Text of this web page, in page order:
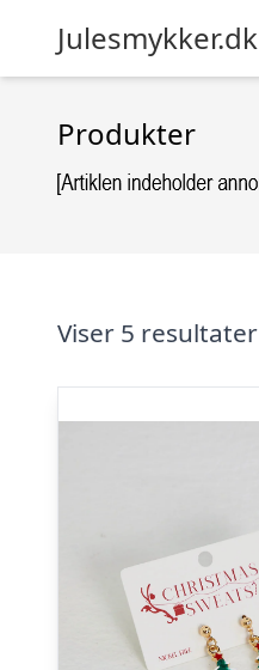
Julesmykker.dk
Produkter
Viser 5 resultater